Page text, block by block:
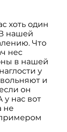
хоть один
нашей
Что
нес
в нашей
у
и
он
у нас вот
не
примером